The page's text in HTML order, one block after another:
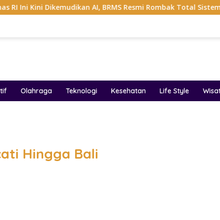
AI, BRMS Resmi Rombak Total Sistemnya
Olahraga Teknologi Kesehatan Life Style
Hingga Bali